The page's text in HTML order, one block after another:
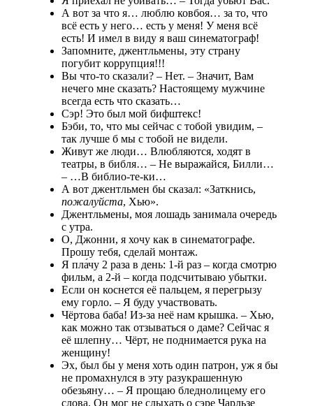
А вот за что я… люблю ковбоя… за то, что
всё есть у него… есть у меня! У меня всё
есть! И имел в виду я ваш синематограф!
Запомните, джентльмены, эту страну
погубит коррупция!!!
Вы что-то сказали? – Нет. – Значит, Вам
нечего мне сказать? Настоящему мужчине
всегда есть что сказать…
Сэр! Это был мой бифштекс!
Бэби, то, что мы сейчас с тобой увидим, –
так лучше б мы с тобой не видели.
Живут же люди… Влюбляются, ходят в
театры, в библя… – Не выражайся, Билли…
– …В библио-те-ки…
А вот джентльмен бы сказал: «Заткнись,
пожалуйста, Хью».
Джентльмены, моя лошадь занимала очередь
с утра.
О, Джонни, я хочу как в синематографе.
Прошу тебя, сделай монтаж.
Я пла́чу 2 раза в день: 1-й раз – когда смотрю
фильм, а 2-й – когда подсчитываю убытки.
Если он коснется её пальцем, я перегрызу
ему горло. – Я буду участвовать.
Чёртова баба! Из-за неё нам крышка. – Хью,
как можно так отзываться о даме? Сейчас я
её шлепну… Чёрт, не поднимается рука на
женщину!
Эх, был бы у меня хоть один патрон, уж я бы
не промахнулся в эту разукрашенную
обезьяну… – Я прощаю бледнолицему его
слова. Он мог не слыхать о сэре Чарльзе